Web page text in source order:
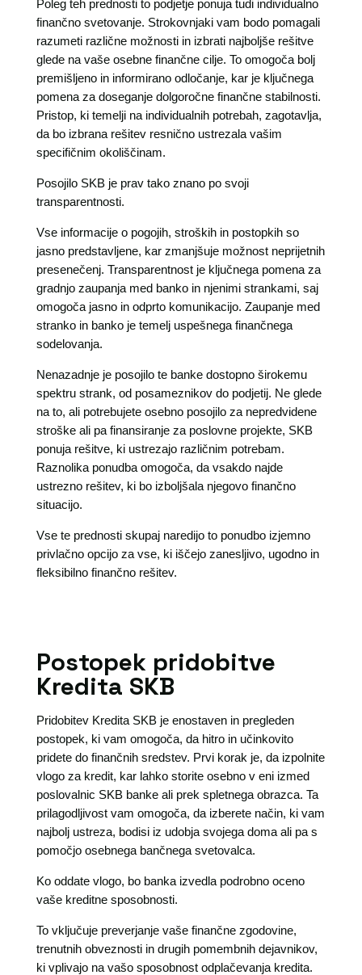
Poleg teh prednosti to podjetje ponuja tudi individualno
finančno svetovanje. Strokovnjaki vam bodo pomagali
razumeti različne možnosti in izbrati najboljše rešitve
glede na vaše osebne finančne cilje. To omogoča bolj
premišljeno in informirano odločanje, kar je ključnega
pomena za doseganje dolgoročne finančne stabilnosti.
Pristop, ki temelji na individualnih potrebah, zagotavlja,
da bo izbrana rešitev resnično ustrezala vašim
specifičnim okoliščinam.
Posojilo SKB je prav tako znano po svoji
transparentnosti.
Vse informacije o pogojih, stroških in postopkih so
jasno predstavljene, kar zmanjšuje možnost neprijetnih
presenečenj. Transparentnost je ključnega pomena za
gradnjo zaupanja med banko in njenimi strankami, saj
omogoča jasno in odprto komunikacijo. Zaupanje med
stranko in banko je temelj uspešnega finančnega
sodelovanja.
Nenazadnje je posojilo te banke dostopno širokemu
spektru strank, od posameznikov do podjetij. Ne glede
na to, ali potrebujete osebno posojilo za nepredvidene
stroške ali pa finansiranje za poslovne projekte, SKB
ponuja rešitve, ki ustrezajo različnim potrebam.
Raznolika ponudba omogoča, da vsakdo najde
ustrezno rešitev, ki bo izboljšala njegovo finančno
situacijo.
Vse te prednosti skupaj naredijo to ponudbo izjemno
privlačno opcijo za vse, ki iščejo zanesljivo, ugodno in
fleksibilno finančno rešitev.
Postopek pridobitve
Kredita SKB
Pridobitev Kredita SKB je enostaven in pregleden
postopek, ki vam omogoča, da hitro in učinkovito
pridete do finančnih sredstev. Prvi korak je, da izpolnite
vlogo za kredit, kar lahko storite osebno v eni izmed
poslovalnic SKB banke ali prek spletnega obrazca. Ta
prilagodljivost vam omogoča, da izberete način, ki vam
najbolj ustreza, bodisi iz udobja svojega doma ali pa s
pomočjo osebnega bančnega svetovalca.
Ko oddate vlogo, bo banka izvedla podrobno oceno
vaše kreditne sposobnosti.
To vključuje preverjanje vaše finančne zgodovine,
trenutnih obveznosti in drugih pomembnih dejavnikov,
ki vplivajo na vašo sposobnost odplačevanja kredita.